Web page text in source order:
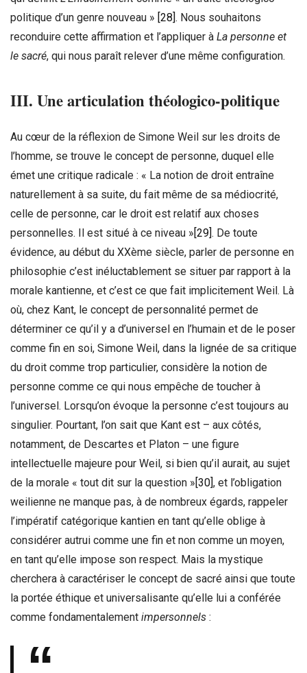
politique d’un genre nouveau » [28] . Nous souhaitons
reconduire cette affirmation et l’appliquer à La personne et
le sacré, qui nous paraît relever d’une même configuration.
III. Une articulation théologico-politique
Au cœur de la réflexion de Simone Weil sur les droits de
l’homme, se trouve le concept de personne, duquel elle
émet une critique radicale : « La notion de droit entraîne
naturellement à sa suite, du fait même de sa médiocrité,
celle de personne, car le droit est relatif aux choses
personnelles. Il est situé à ce niveau »[29]. De toute
évidence, au début du XXème siècle, parler de personne en
philosophie c’est inéluctablement se situer par rapport à la
morale kantienne, et c’est ce que fait implicitement Weil. Là
où, chez Kant, le concept de personnalité permet de
déterminer ce qu’il y a d’universel en l’humain et de le poser
comme fin en soi, Simone Weil, dans la lignée de sa critique
du droit comme trop particulier, considère la notion de
personne comme ce qui nous empêche de toucher à
l’universel. Lorsqu’on évoque la personne c’est toujours au
singulier. Pourtant, l’on sait que Kant est – aux côtés,
notamment, de Descartes et Platon – une figure
intellectuelle majeure pour Weil, si bien qu’il aurait, au sujet
de la morale « tout dit sur la question »[30], et l’obligation
weilienne ne manque pas, à de nombreux égards, rappeler
l’impératif catégorique kantien en tant qu’elle oblige à
considérer autrui comme une fin et non comme un moyen,
en tant qu’elle impose son respect. Mais la mystique
cherchera à caractériser le concept de sacré ainsi que toute
la portée éthique et universalisante qu’elle lui a conférée
comme fondamentalement impersonnels :